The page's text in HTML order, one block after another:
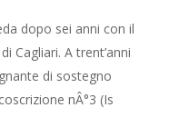
dopo sei anni con il
Cagliari. A trent’anni
di sostegno
nÂ°3 (Is